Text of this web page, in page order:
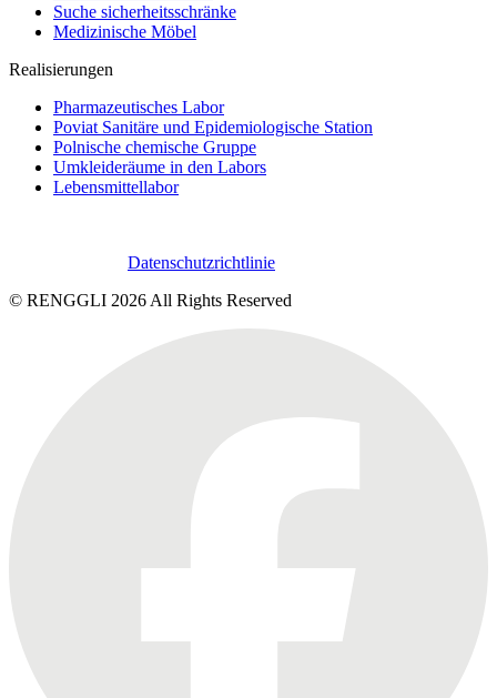
Suche sicherheitsschränke
Medizinische Möbel
Realisierungen
Pharmazeutisches Labor
Poviat Sanitäre und Epidemiologische Station
Polnische chemische Gruppe
Umkleideräume in den Labors
Lebensmittellabor
Datenschutzrichtlinie
© RENGGLI 2026 All Rights Reserved